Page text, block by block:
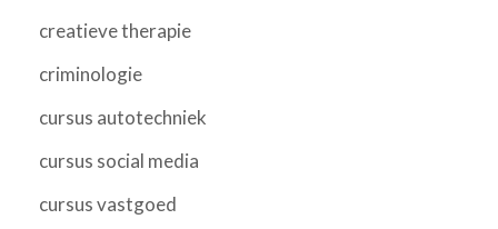
creatieve therapie
criminologie
cursus autotechniek
cursus social media
cursus vastgoed